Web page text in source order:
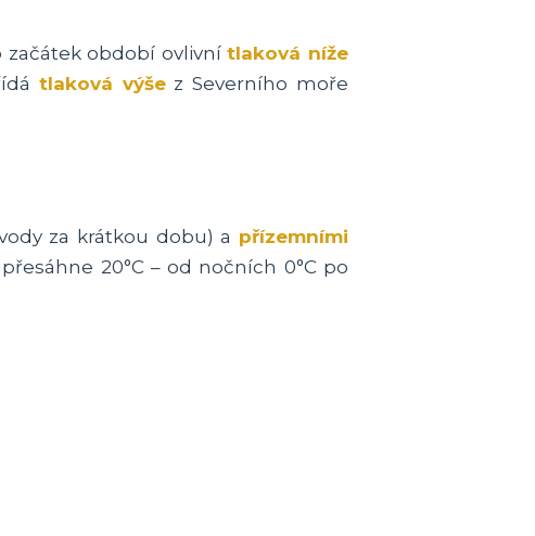
začátek období ovlivnítlaková níže
tlaková výšez Severního moře
za krátkou dobu) a přízemními
20°C – od nočních 0°C po